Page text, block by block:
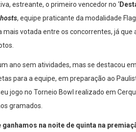
estreante, o primeiro vencedor no ‘
, equipe praticante da modalidade
votada entre os concorrentes, já que
ano sem atividades, mas se destacou
para a equipe, em preparação ao
jogo no Torneio Bowl realizado em
gramados.
na noite de quinta na